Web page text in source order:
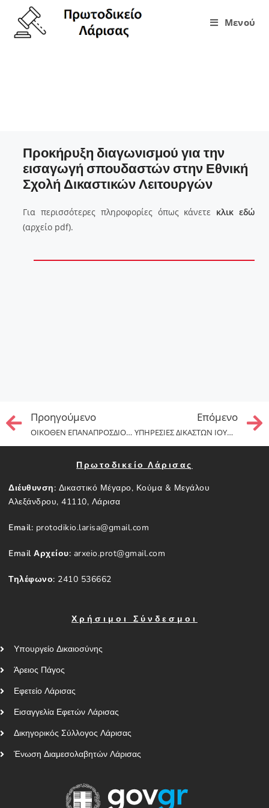
Μενού
Προκήρυξη διαγωνισμού για την
εισαγωγή σπουδαστών στην Εθνική
Σχολή Δικαστικών Λειτουργών
Για περισσότερες πληροφορίες όπως κάνετε κλικ εδώ
(αρχείο pdf).
Προηγούμενo
ΟΙΚΟΘΕΝ ΕΠΑΝΑΠΡΟΣΔΙΟΡΙΣΜΟΣ ΔΙΚΑΣΙΜΩΝ ΛΟΓΩ ΕΚΛΟΓΩΝ
Επόμενo
ΥΠΗΡΕΣΙΕΣ ΔΙΚΑΣΤΩΝ ΙΟΥΝΙΟΥ 2023
Πρωτοδικείο Λάρισας
Διέυθυνση: Δικαστικό Μέγαρο, Κούμα & Μεγάλου
Αλεξάνδρου, 41110, Λάρισα
Email: protodikio.larisa@gmail.com
Email Αρχείου: arxeio.prot@gmail.com
Τηλέφωνο: 2410 536662
Χρήσιμοι Σύνδεσμοι
Υπουργείο Δικαιοσύνης
Άρειος Πάγος
Εφετείο Λάρισας
Εισαγγελία Εφετών Λάρισας
Δικηγορικός Σύλλογος Λάρισας
Ένωση Διαμεσολαβητών Λάρισας